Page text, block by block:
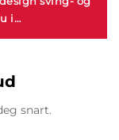
i
ramme for
snart.